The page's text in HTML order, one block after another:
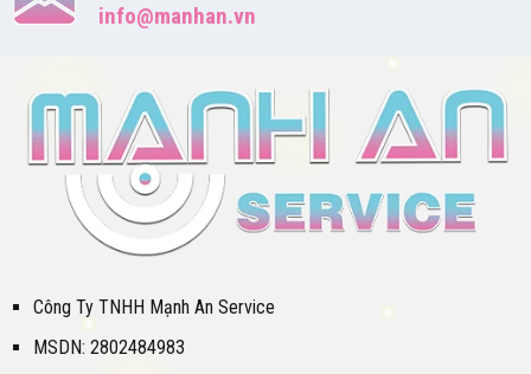
info@manhan.vn
Công Ty TNHH Mạnh An Service
MSDN: 2802484983